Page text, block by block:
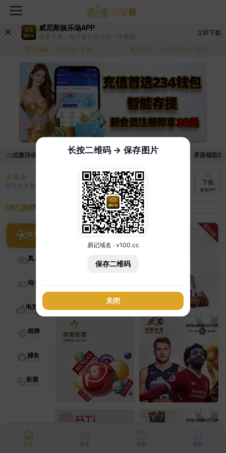
威尼斯娱乐场APP
体育下单，电子游艺等尽在一手掌握
立即下载
易记域名： v100.cc 复制 备用域名： vv20261.cc 复制
取优惠活动的手续麻烦，已新增优惠系统，现在可以前往【福利中心】界面领取
未登录
登录后查看 充值
快速到账
下载
极速APP
热门游戏
体育
真人
电子
电竞
棋牌
捕鱼
彩票
首页 资金 优惠 我的
长按二维码 → 保存图片
易记域名 · v100.cc
保存二维码
关闭